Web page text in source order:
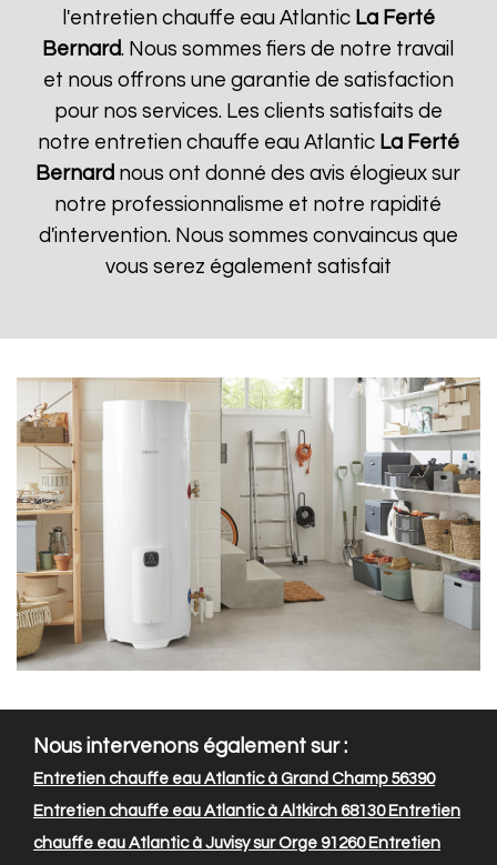
l'entretien chauffe eau Atlantic La Ferté
Bernard. Nous sommes fiers de notre travail
et nous offrons une garantie de satisfaction
pour nos services. Les clients satisfaits de
notre entretien chauffe eau Atlantic La Ferté
Bernard nous ont donné des avis élogieux sur
notre professionnalisme et notre rapidité
d'intervention. Nous sommes convaincus que
vous serez également satisfait
Nous intervenons également sur :
Entretien chauffe eau Atlantic à Grand Champ 56390
Entretien chauffe eau Atlantic à Altkirch 68130Entretien
chauffe eau Atlantic à Juvisy sur Orge 91260Entretien